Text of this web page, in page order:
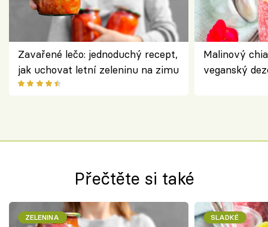
Zavařené lečo: jednoduchý recept,
jak uchovat letní zeleninu na zimu
Malinový
veganský
Přečtěte si také
ZELENINA SLADKÉ